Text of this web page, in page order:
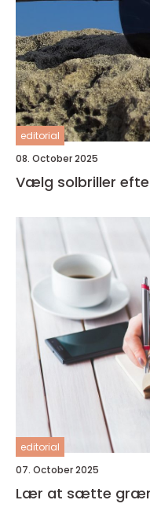
editorial
08. October 2025
Vælg solbriller
editorial
07. October 2025
Lær at sætte